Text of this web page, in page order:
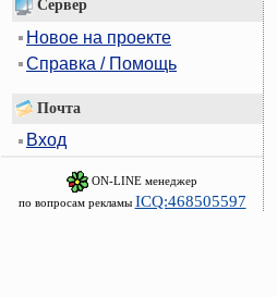
Сервер
Новое на проекте
Справка / Помощь
Почта
Вход
ON-LINE менеджер
по вопросам рекламы ICQ:468505597